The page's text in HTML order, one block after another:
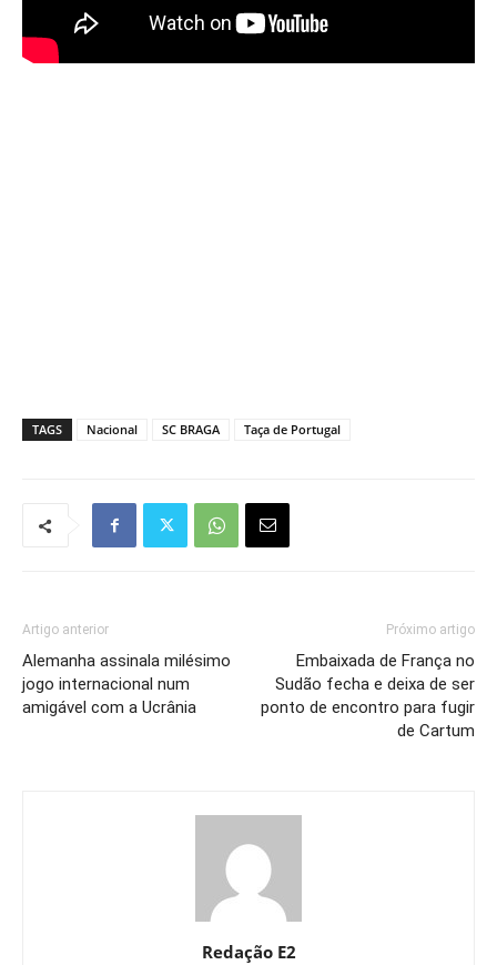
TAGS Nacional SC BRAGA Taça de Portugal
Artigo anterior
Alemanha assinala milésimo
jogo internacional num
amigável com a Ucrânia
Próximo artigo
Embaixada de França no
Sudão fecha e deixa de ser
ponto de encontro para fugir
de Cartum
Redação E2